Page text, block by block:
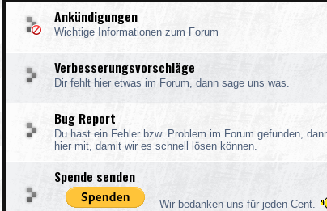
Ankündigungen
Wichtige Informationen zum Forum
Verbesserungsvorschläge
Dir fehlt hier etwas im Forum, dann sage uns was.
Bug Report
Du hast ein Fehler bzw. Problem im Forum gefunden,
hier mit, damit wir es schnell lösen können.
Spende senden
Wir bedanken uns für jeden Cent.